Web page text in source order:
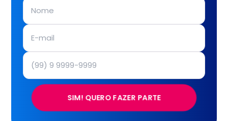
SIM! QUERO FAZER PARTE